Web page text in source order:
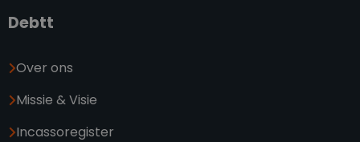
Debtt
Over ons
Missie & Visie
Incassoregister